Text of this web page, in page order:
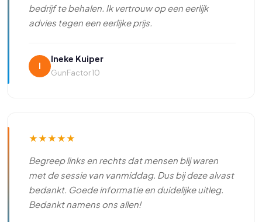
bedrijf te behalen. Ik vertrouw op een eerlijk
advies tegen een eerlijke prijs.
I
Ineke Kuiper
GunFactor 10
★★★★★
Begreep links en rechts dat mensen blij waren
met de sessie van vanmiddag. Dus bij deze alvast
bedankt. Goede informatie en duidelijke uitleg.
Bedankt namens ons allen!